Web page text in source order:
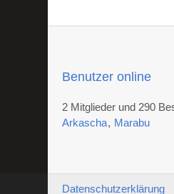
Benutzer online
2 Mitglieder und 290
Arkascha
Marabu
Datenschutzerklärung